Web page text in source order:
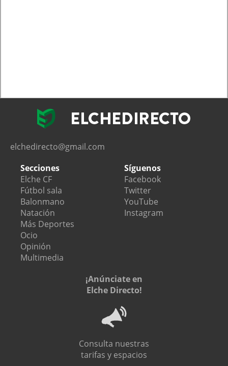
elchedirecto@gmail.com
Secciones
Elche CF
Fútbol sala
Balonmano
Natación
Más Deportes
Ocio
Opinión
Multimedia
Síguenos
Facebook
Twitter
YouTube
Instagram
¡Anúnciate en
Elche Directo!
Consulta nuestras
tarifas y espacios